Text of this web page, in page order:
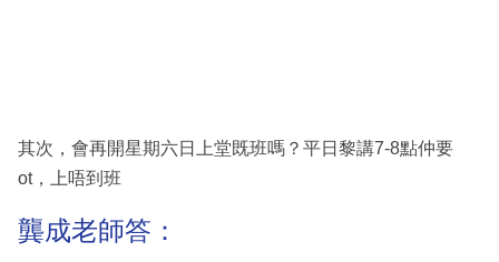
其次，會再開星期六日上堂既班嗎？平日黎講7-8點仲要
ot，上唔到班
龔成老師答：